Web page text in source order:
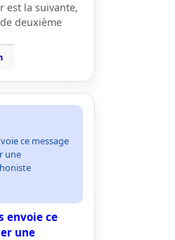
est la suivante,
deuxième
ce message
une
envoie ce
une